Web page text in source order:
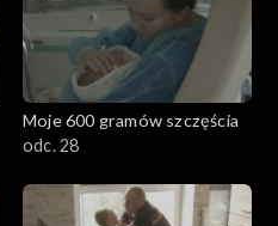
Moje 600 gramów szczęścia
odc. 28